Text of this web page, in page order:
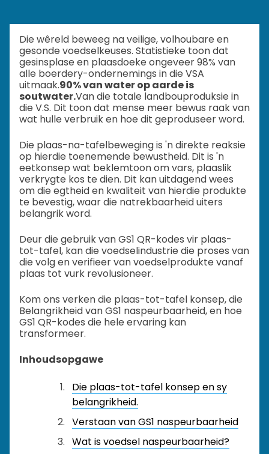
Die wêreld beweeg na veilige, volhoubare en
gesonde voedselkeuses. Statistieke toon dat
gesinsplase en plaasdoeke ongeveer 98% van
alle boerdery-ondernemings in die VSA
uitmaak.90% van water op aarde is
soutwater.Van die totale landbouproduksie in
die V.S. Dit toon dat mense meer bewus raak van
wat hulle verbruik en hoe dit geproduseer word.
Die plaas-na-tafelbeweging is 'n direkte reaksie
op hierdie toenemende bewustheid. Dit is 'n
eetkonsep wat beklemtoon om vars, plaaslik
verkrygte kos te dien. Dit kan uitdagend wees
om die egtheid en kwaliteit van hierdie produkte
te bevestig, waar die natrekbaarheid uiters
belangrik word.
Deur die gebruik van GS1 QR-kodes vir plaas-
tot-tafel, kan die voedselindustrie die proses van
die volg en verifieer van voedselprodukte vanaf
plaas tot vurk revolusioneer.
Kom ons verken die plaas-tot-tafel konsep, die
Belangrikheid van GS1 naspeurbaarheid, en hoe
GS1 QR-kodes die hele ervaring kan
transformeer.
Inhoudsopgawe
Die plaas-tot-tafel konsep en sy
belangrikheid.
Verstaan van GS1 naspeurbaarheid
Wat is voedsel naspeurbaarheid?